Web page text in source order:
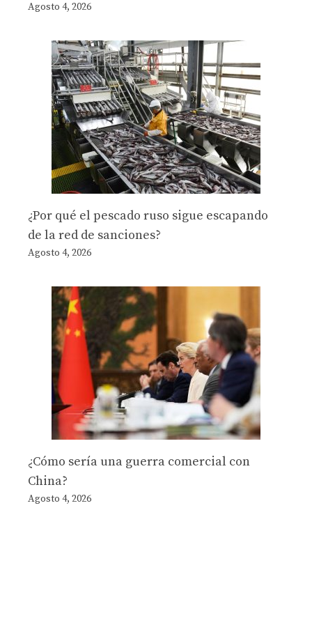
Agosto 4, 2026
¿Por qué el pescado ruso sigue escapando
de la red de sanciones?
Agosto 4, 2026
¿Cómo sería una guerra comercial con
China?
Agosto 4, 2026